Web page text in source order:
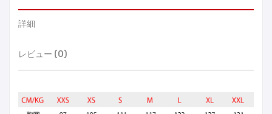
詳細
レビュー (0)